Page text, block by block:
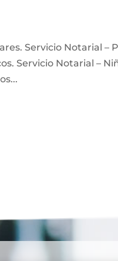
Servicio Notarial –
Servicio Notarial –